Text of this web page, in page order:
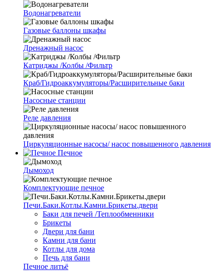
Водонагреватели
Газовые баллоны шкафы
Дренажный насос
Катриджы /Колбы /Фильтр
Краб/Гидроаккумуляторы/Расширительные баки
Насосные станции
Реле давления
Циркуляционные насосы/ насос повышенного давления
Печное
Дымоход
Комплектующие печное
Печи.Баки.Котлы.Камни.Брикеты.двери
Баки для печей /Теплообменники
Брикеты
Двери для бани
Камни для бани
Котлы для дома
Печь для бани
Печное литьё